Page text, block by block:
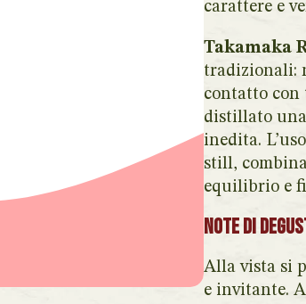
carattere e
Takamaka
tradizionali:
contatto
distillato
inedita.
still,
equilibrio e
Note di
Alla vista si
e invitante.